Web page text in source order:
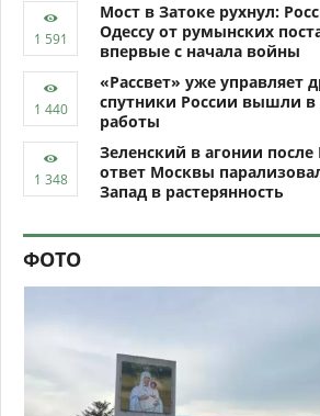
Мост в Затоке рухнул:
Одессу от румынских
впервые с начала войны
«Рассвет» уже управляет
спутники России вышли в
работы
Зеленский в агонии
ответ Москвы
Запад в растерянность
ФОТО